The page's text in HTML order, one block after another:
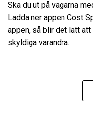
Ska du ut på vägarna
Ladda ner appen Cost
appen, så blir det lätt
skyldiga varandra.